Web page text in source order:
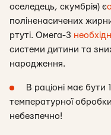
оселедець, скумбрія) є
поліненасичених
ртуті. Омега-3
системи дитини та
народження.
В раціоні має бути
температурної
небезпечно!